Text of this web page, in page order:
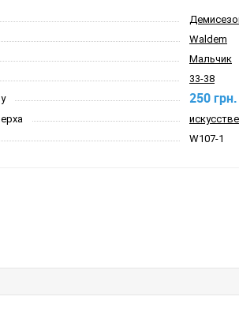
Waldem
Мальчик
33-38
250 грн.
W107-1